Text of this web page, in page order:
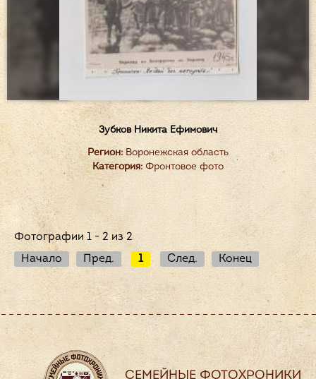
Зубков Никита Ефимович
Регион: Воронежская область
Категория:Фронтовое фото
Фотографии 1 - 2 из 2
Начало
Пред. 1 След. Конец
СЕМЕЙНЫЕ ФОТОХРОНИКИ